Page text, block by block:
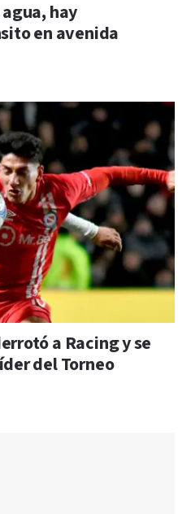
hay
en avenida
a Racing y se
del Torneo